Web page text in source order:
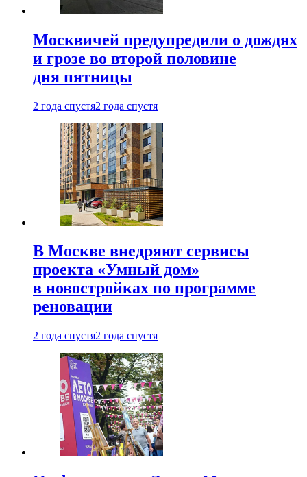
Москвичей предупредили о дождях
и грозе во второй половине
дня пятницы
2 года спустя2 года спустя
В Москве внедряют сервисы
проекта «Умный дом»
в новостройках по программе
реновации
2 года спустя2 года спустя